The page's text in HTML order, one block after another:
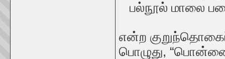
பல்நூல் மாலை
என்ற
பொழுது,